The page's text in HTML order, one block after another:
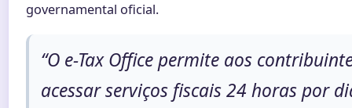
governamental oficial.
“O e-Tax Office permite aos
acessar serviços fiscais 24 horas por